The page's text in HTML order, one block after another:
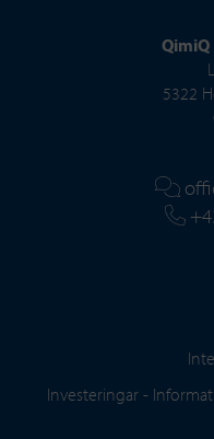
QimiQ
5322
Investeringar -